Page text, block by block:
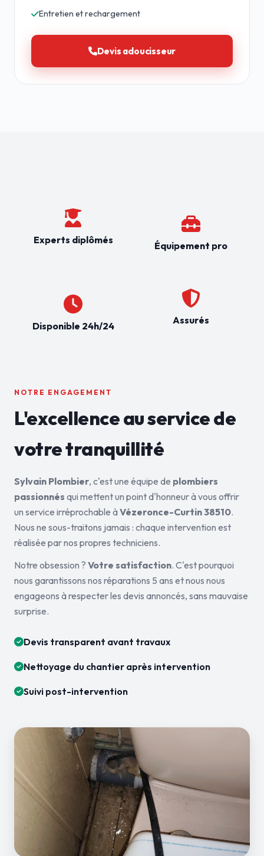
Entretien et rechargement
Devis adoucisseur
Experts diplômés
Disponible 24h/24
Équipement pro
Assurés
NOTRE ENGAGEMENT
L'excellence au service de
votre tranquillité
Sylvain Plombier, c'est une équipe de plombiers
passionnés qui mettent un point d'honneur à vous offrir
un service irréprochable àVézeronce-Curtin 38510.
Nous ne sous-traitons jamais : chaque intervention est
réalisée par nos propres techniciens.
Notre obsession ? Votre satisfaction. C'est pourquoi
nous garantissons nos réparations 5 ans et nous nous
engageons à respecter les devis annoncés, sans mauvaise
surprise.
Devis transparent avant travaux
Nettoyage du chantier après intervention
Suivi post-intervention